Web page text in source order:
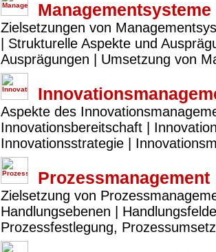
Managementsysteme
Zielsetzungen von
| Strukturelle Aspekte und
Ausprägungen | Umsetzung von
Aspekte des
Innovationsbereitschaft |
Innovationsstrategie |
Prozessmanagement
Zielsetzung von
Handlungsebenen |
Prozessfestlegung,